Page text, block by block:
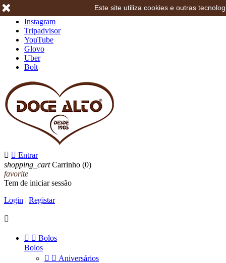
Instagram
Tripadvisor
YouTube
Glovo
Uber
Bolt
  Entrar
shopping_cart Carrinho (0)
favorite
Tem de iniciar sessão
Login | Registar

  Bolos
Bolos
  Aniversários
Este site utiliza cookies e outras